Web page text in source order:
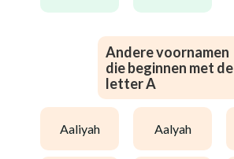
Andere voornamen
die beginnen met de
letter A
aaliyah aalyah